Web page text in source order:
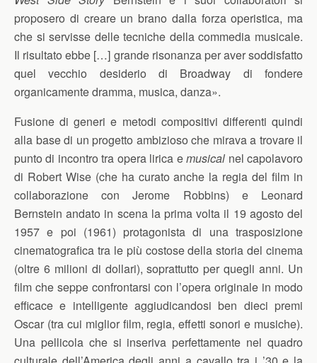
proposero di creare un brano dalla forza operistica, ma
che si servisse delle tecniche della commedia musicale.
Il risultato ebbe […] grande risonanza per aver soddisfatto
quel vecchio desiderio di Broadway di fondere
organicamente dramma, musica, danza».
Fusione di generi e metodi compositivi differenti quindi
alla base di un progetto ambizioso che mirava a trovare il
punto di incontro tra opera lirica emusical nel capolavoro
di Robert Wise (che ha curato anche la regia del film in
collaborazione con Jerome Robbins) e Leonard
Bernstein andato in scena la prima volta il 19 agosto del
1957 e poi (1961) protagonista di una trasposizione
cinematografica tra le più costose della storia del cinema
(oltre 6 milioni di dollari), soprattutto per quegli anni. Un
film che seppe confrontarsi con l’opera originale in modo
efficace e intelligente aggiudicandosi ben dieci premi
Oscar (tra cui miglior film, regia, effetti sonori e musiche).
Una pellicola che si inseriva perfettamente nel quadro